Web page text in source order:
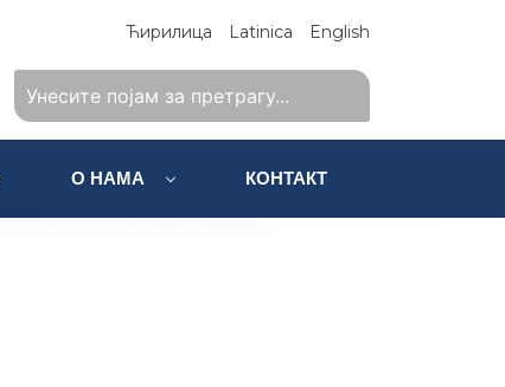
Ћирилица Latinica English
О НАМА КОНТАКТ